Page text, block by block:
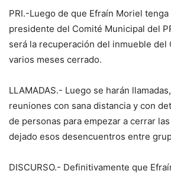
PRI.-Luego de que Efraín Moriel
presidente del Comité Municipal del
será la recuperación del inmueble del
varios meses cerrado.
LLAMADAS.- Luego se harán
reuniones con sana distancia y con
de personas para empezar a cerrar
dejado esos desencuentros entre
DISCURSO.- Definitivamente que